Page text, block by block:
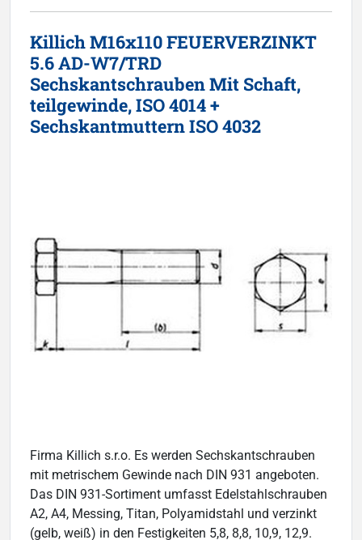
Killich M16x110 FEUERVERZINKT
5.6 AD-W7/TRD
Sechskantschrauben Mit Schaft,
teilgewinde, ISO 4014 +
Sechskantmuttern ISO 4032
Firma Killich s.r.o. Es werden Sechskantschrauben
mit metrischem Gewinde nach DIN 931 angeboten.
Das DIN 931-Sortiment umfasst Edelstahlschrauben
A2, A4, Messing, Titan, Polyamidstahl und verzinkt
(gelb, weiß) in den Festigkeiten 5,8, 8,8, 10,9, 12,9.